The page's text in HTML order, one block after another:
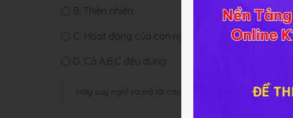
B. Thiên nhiên.
C. Hoạt động của con người.
D. Cả A,B,C đều đúng
Hãy suy nghĩ và trả lời câu hỏi trước khi HOC247 cung